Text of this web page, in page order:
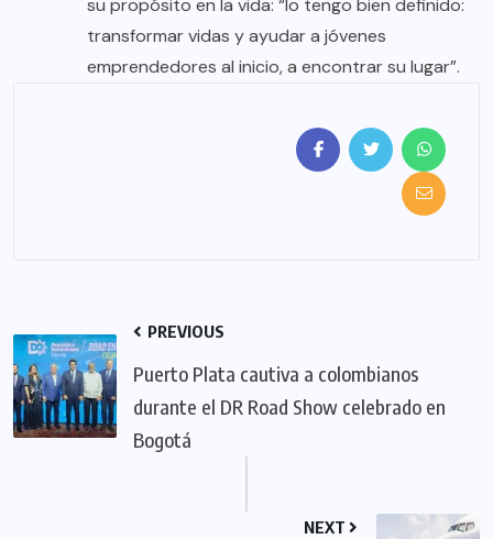
su propósito en la vida: “lo tengo bien definido:
transformar vidas y ayudar a jóvenes
emprendedores al inicio, a encontrar su lugar”.
PREVIOUS
Puerto Plata cautiva a colombianos
durante el DR Road Show celebrado en
Bogotá
NEXT